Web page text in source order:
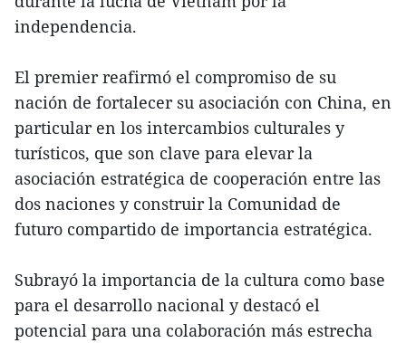
independencia.
El premier reafirmó el compromiso de su
nación de fortalecer su asociación con China, en
particular en los intercambios culturales y
turísticos, que son clave para elevar la
asociación estratégica de cooperación entre las
dos naciones y construir la Comunidad de
futuro compartido de importancia estratégica.
Subrayó la importancia de la cultura como base
para el desarrollo nacional y destacó el
potencial para una colaboración más estrecha